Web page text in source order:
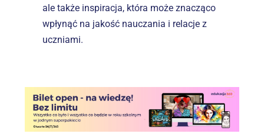
ale także inspiracja, która może znacząco
wpłynąć na jakość nauczania i relacje z
uczniami.